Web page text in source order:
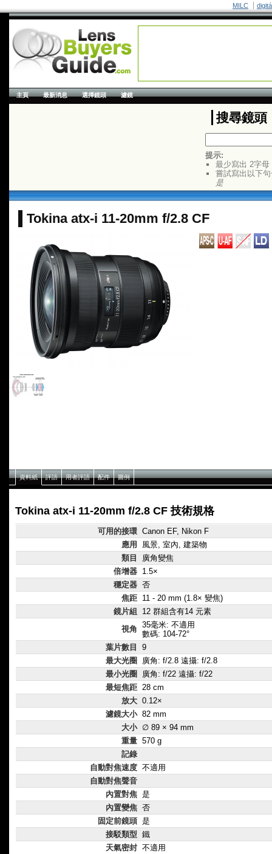
MILC
主頁 最新消息 選擇鏡頭 濾鏡
搜尋鏡頭
提示:
最少寫出 2字母
嘗試寫出以下
是
Tokina atx-i 11-20mm f/2.8 CF
資料紙 評語 用者評語 配件 圖例
Tokina atx-i 11-20mm f/2.8 CF 技術規格
可用的接環 Canon EF, Nikon F
應用
風景, 室內, 建築物
類目
廣角變焦
倍增器 1.5×
穩定器 否
焦距 11 - 20 mm (1.8× 變焦)
鏡片組
12 群組含有14 元素
視角 35毫米: 不適用
數碼: 104-72°
葉片數目
9
最大光圈
廣角: f/2.8 遠攝: f/2.8
最小光圈
廣角: f/22 遠攝: f/22
最短焦距 28 cm
放大 0.12×
濾鏡大小 82 mm
大小 ∅ 89 × 94 mm
重量 570 g
記錄
自動對焦速度 不適用
自動對焦聲音
內置對焦 是
內置變焦 否
固定前鏡頭 是
接駁類型 鐵
天氣密封 不適用